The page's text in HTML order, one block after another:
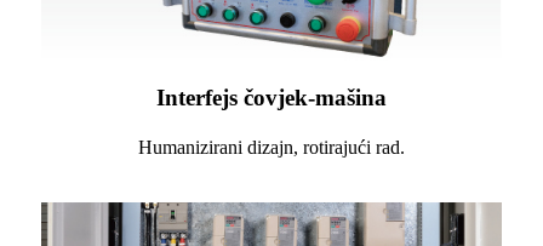
Interfejs čovjek-mašina
Humanizirani dizajn, rotirajući rad.